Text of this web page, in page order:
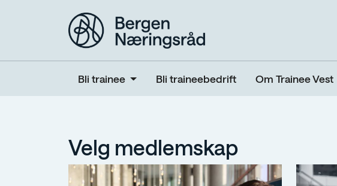
Bli trainee Bli traineebedrift Om Trainee Vest
Velg medlemskap